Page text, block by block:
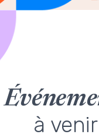
à venir